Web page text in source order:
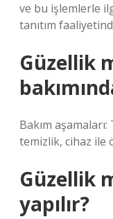
ve bu işlemlerle
tanıtım
Güzellik
Bakım
temizlik, cihaz ile
Güzellik
yapılır?